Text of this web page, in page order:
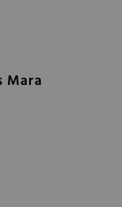
Mara